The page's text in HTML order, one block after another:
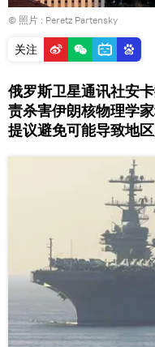
© 照片 : Peretz Partensky
关注
俄罗斯卫星通讯社安
责杀害伊朗核物理学
提议避免可能导致地